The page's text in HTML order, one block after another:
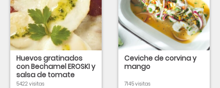
Huevos gratinados
con Bechamel EROSKI y
salsa de tomate
5422 visitas
Ceviche de corvina y
mango
7145 visitas